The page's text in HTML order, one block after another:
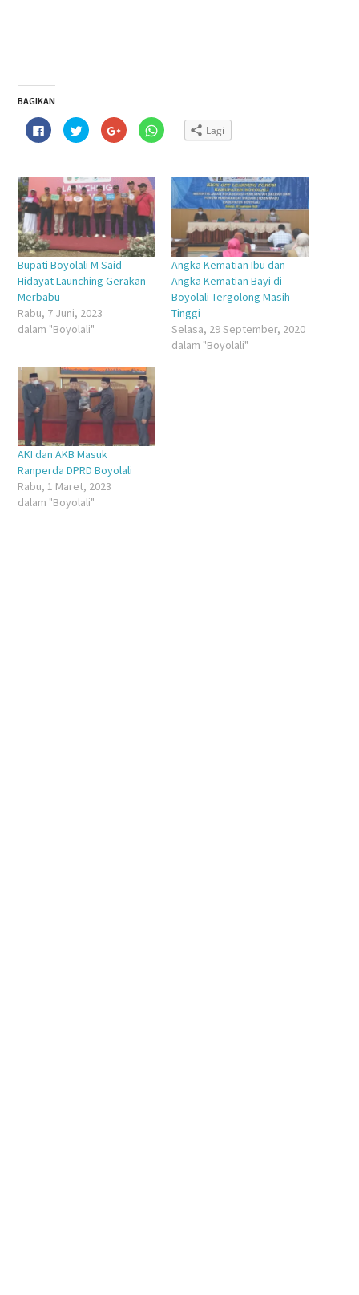
BAGIKAN
Klik
untuk
membagikan
di
jendela
yang
baru)
Klik
untuk
berbagi
di
jendela
yang
baru)
Klik
untuk
berbagi
(Membuka
di
jendela
yang
baru)
Klik
untuk
jendela
baru)
Lagi
Bupati Boyolali M Said
Hidayat Launching Gerakan
Merbabu
Rabu, 7 Juni, 2023
dalam "Boyolali"
Angka Kematian Ibu dan
Angka Kematian Bayi di
Boyolali Tergolong Masih
Tinggi
Selasa, 29 September, 2020
dalam "Boyolali"
AKI dan AKB Masuk
Ranperda DPRD Boyolali
Rabu, 1 Maret, 2023
dalam "Boyolali"